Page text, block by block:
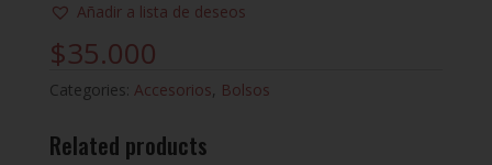
Añadir a lista de deseos
$35.000
Categories: Accesorios, Bolsos
Related products